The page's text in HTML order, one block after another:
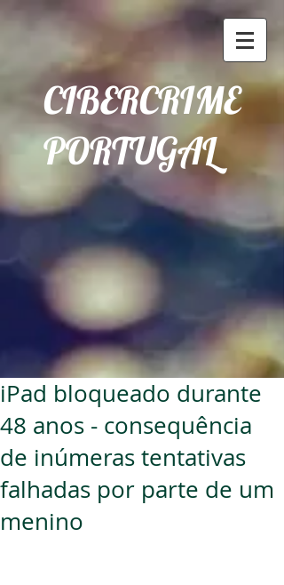
CIBERCRIME
PORTUGAL
iPad bloqueado durante
48 anos - consequência
de inúmeras tentativas
falhadas por parte de um
menino